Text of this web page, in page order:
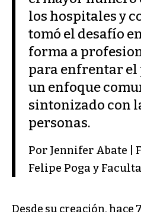
los hospitales y
tomó el desafío
forma a
para enfrentar el
un enfoque
sintonizado con
personas.
Por Jennifer Abate |
Felipe Poga y
Desde su creación, hace